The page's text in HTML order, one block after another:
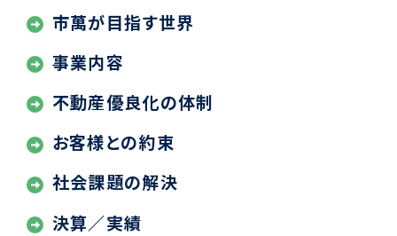
市萬が目指す世界
事業内容
不動産優良化の体制
お客様との約束
社会課題の解決
決算／実績